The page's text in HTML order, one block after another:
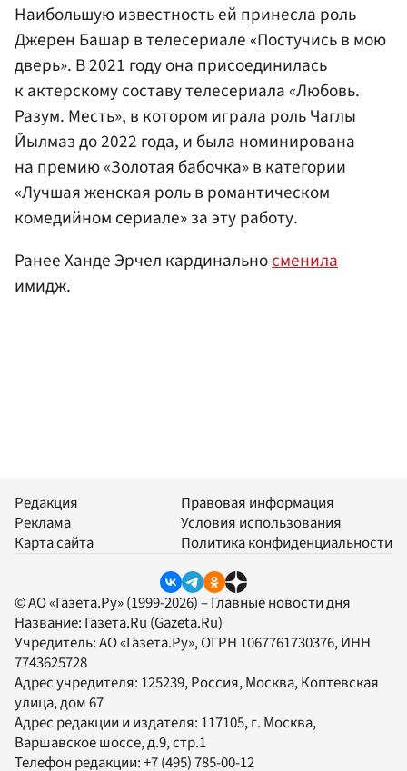
Наибольшую известность ей принесла роль
Джерен Башар в телесериале «Постучись в мою
дверь». В 2021 году она присоединилась
к актерскому составу телесериала «Любовь.
Разум. Месть», в котором играла роль Чаглы
Йылмаз до 2022 года, и была номинирована
на премию «Золотая бабочка» в категории
«Лучшая женская роль в романтическом
комедийном сериале» за эту работу.
Ранее Ханде Эрчел кардинальносменила
имидж.
Редакция
Реклама
Карта сайта
Правовая информация
Условия использования
Политика конфиденциальности
© АО «Газета.Ру» (1999-2026) – Главные новости дня
Название: Газета.Ru (Gazeta.Ru)
Учредитель:АО «Газета.Ру», ОГРН 1067761730376, ИНН
7743625728
Адрес учредителя: 125239, Россия, Москва, Коптевская
улица, дом 67
Адрес редакции и издателя: 117105, г. Москва,
Варшавское шоссе, д.9, стр.1
Телефон редакции:+7 (495) 785-00-12